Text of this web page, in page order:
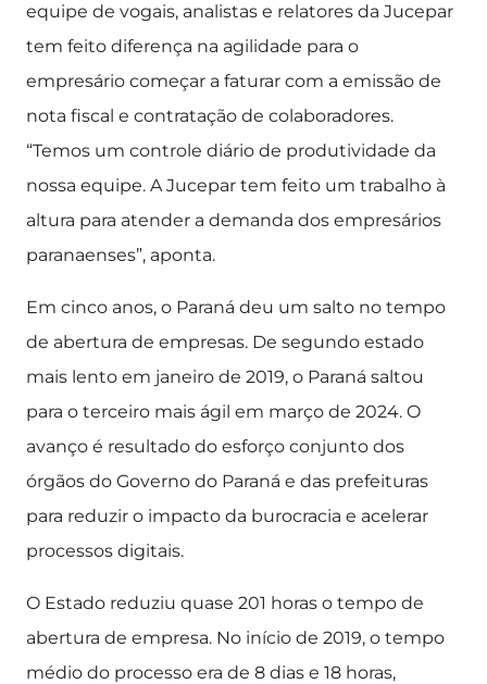
equipe de vogais, analistas e relatores da Jucepar
tem feito diferença na agilidade para o
empresário começar a faturar com a emissão de
nota fiscal e contratação de colaboradores.
“Temos um controle diário de produtividade da
nossa equipe. A Jucepar tem feito um trabalho à
altura para atender a demanda dos empresários
paranaenses”, aponta.
Em cinco anos, o Paraná deu um salto no tempo
de abertura de empresas. De segundo estado
mais lento em janeiro de 2019, o Paraná saltou
para o terceiro mais ágil em março de 2024. O
avanço é resultado do esforço conjunto dos
órgãos do Governo do Paraná e das prefeituras
para reduzir o impacto da burocracia e acelerar
processos digitais.
O Estado reduziu quase 201 horas o tempo de
abertura de empresa. No início de 2019, o tempo
médio do processo era de 8 dias e 18 horas,